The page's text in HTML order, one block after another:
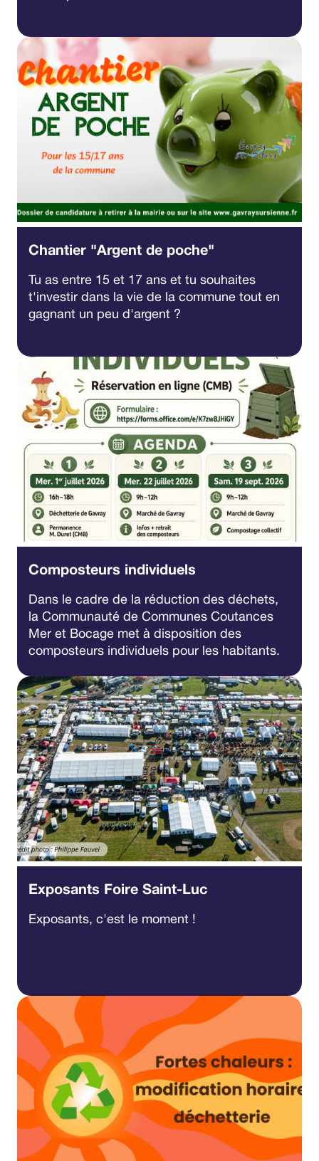
Chantier "Argent de poche"
Tu as entre 15 et 17 ans et tu souhaites
t'investir dans la vie de la commune tout en
gagnant un peu d'argent ?
Composteurs individuels
Dans le cadre de la réduction des déchets,
la Communauté de Communes Coutances
Mer et Bocage met à disposition des
composteurs individuels pour les habitants.
Exposants Foire Saint-Luc
Exposants, c'est le moment !